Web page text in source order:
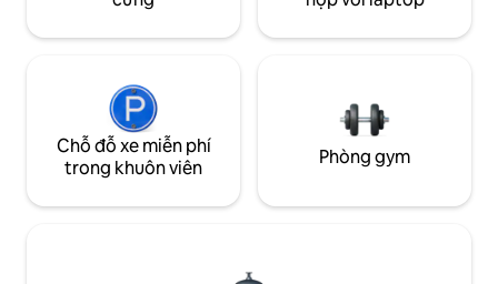
Chỗ đỗ xe miễn phí
trong khuôn viên
Phòng gym